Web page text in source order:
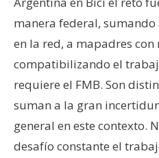
manera federal, sumando
en la red, a mapadres con
compatibilizando el
requiere el FMB. Son
suman a la gran
general en este contexto.
desafío constante el